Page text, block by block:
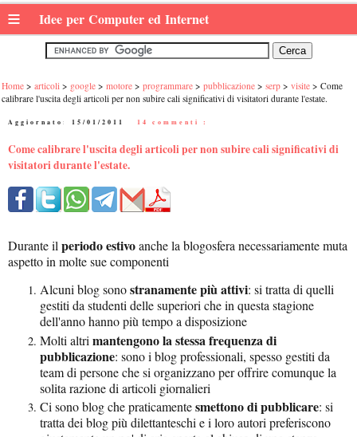
≡ Idee per Computer ed Internet
Home articoli google motore programmare pubblicazione serp visite
Come
calibrare l'uscita degli articoli per non subire cali significativi di visitatori durante l'estate.
Aggiornato: 15/01/2011 14 commenti :
Come calibrare l'uscita degli articoli per non subire cali significativi di
visitatori durante l'estate.
Durante ilperiodo estivoanche la blogosfera necessariamente muta
aspetto in molte sue componenti
Alcuni blog sonostranamente più attivi: si tratta di quelli
gestiti da studenti delle superiori che in questa stagione
dell'anno hanno più tempo a disposizione
Molti altri mantengono la stessa frequenza di
pubblicazione: sono i blog professionali, spesso gestiti da
team di persone che si organizzano per offrire comunque la
solita razione di articoli giornalieri
Ci sono blog che praticamentesmettono di pubblicare: si
tratta dei blog più dilettanteschi e i loro autori preferiscono